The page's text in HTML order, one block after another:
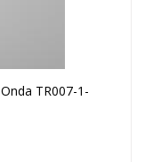
TR007-1-